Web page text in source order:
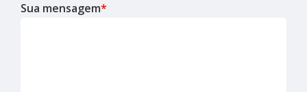
Sua mensagem*